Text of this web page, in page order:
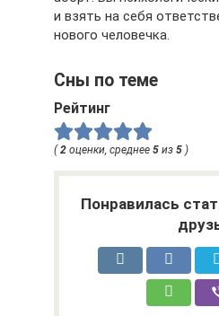
и взять на себя
нового человечка.
Сны по теме
Рейтинг
( 2 оценки, среднее 5 из 5 )
Понравилась